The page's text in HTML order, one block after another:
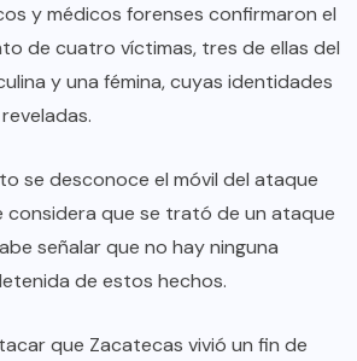
y médicos forenses confirmaron el
de cuatro víctimas, tres de ellas del
y una fémina, cuyas identidades
se desconoce el móvil del ataque
considera que se trató de un ataque
señalar que no hay ninguna
de estos hechos.
que Zacatecas vivió un fin de